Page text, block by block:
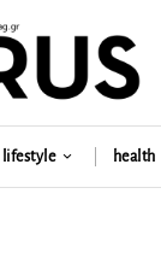
lifestyle health